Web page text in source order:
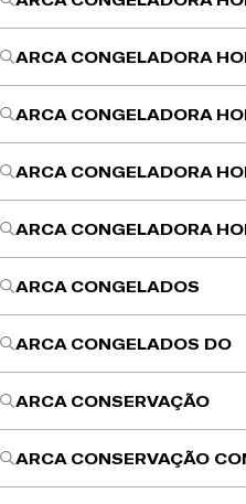
ARCA CONGELADORA
ARCA CONGELADORA
ARCA CONGELADORA
ARCA CONGELADORA
ARCA CONGELADOS
ARCA CONGELADOS DO
ARCA CONSERVAÇÃO
ARCA CONSERVAÇÃO